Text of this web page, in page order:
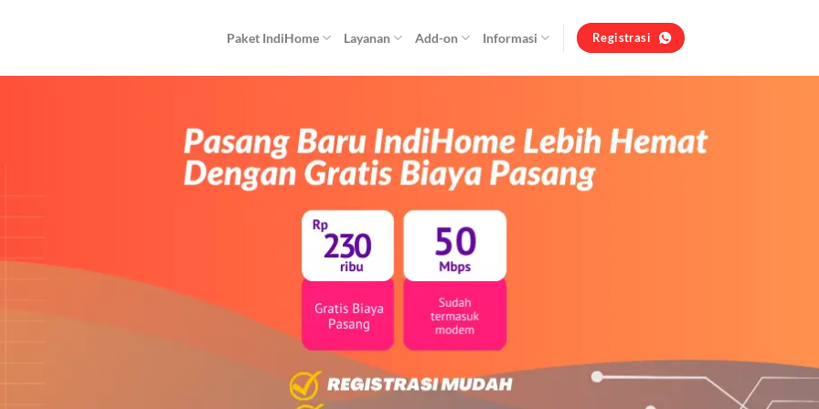
Paket IndiHome Layanan Add-on Informasi Registrasi